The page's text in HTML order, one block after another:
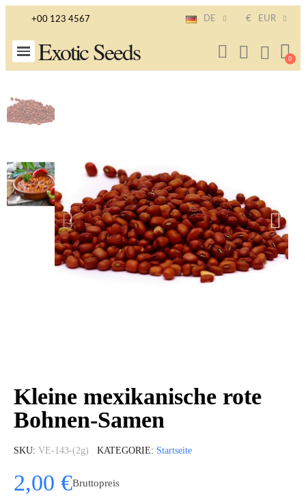
+00 123 4567 DE € EUR
Exotic Seeds
Kleine mexikanische rote
Bohnen-Samen
SKU VE-143-(2g) KATEGORIE Startseite
2,00 €Bruttopreis